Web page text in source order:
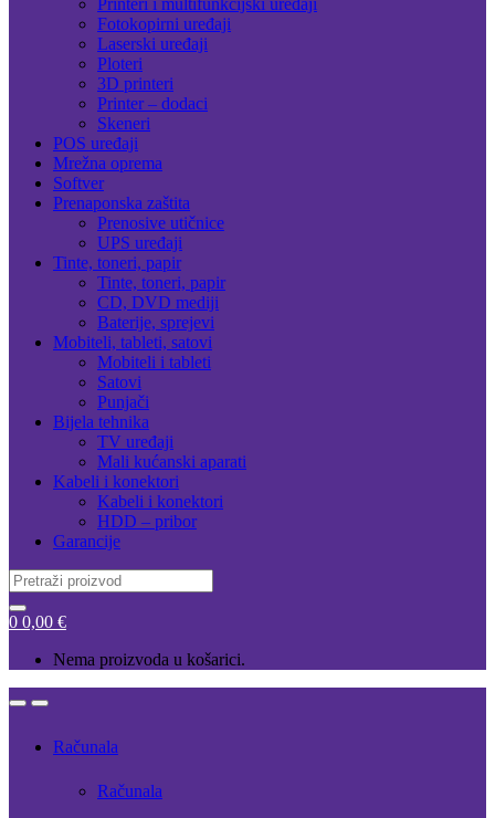
Printeri i multifunkcijski uređaji
Fotokopirni uređaji
Laserski uređaji
Ploteri
3D printeri
Printer – dodaci
Skeneri
POS uređaji
Mrežna oprema
Softver
Prenaponska zaštita
Prenosive utičnice
UPS uređaji
Tinte, toneri, papir
Tinte, toneri, papir
CD, DVD mediji
Baterije, sprejevi
Mobiteli, tableti, satovi
Mobiteli i tableti
Satovi
Punjači
Bijela tehnika
TV uređaji
Mali kućanski aparati
Kabeli i konektori
Kabeli i konektori
HDD – pribor
Garancije
Search
for:
0 0,00 €
Nema proizvoda u košarici.
OpenClose
Računala
Računala